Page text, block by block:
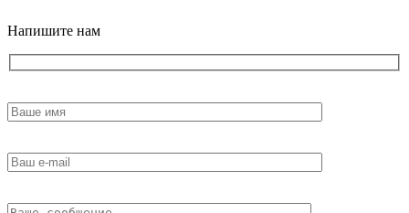
Напишите нам